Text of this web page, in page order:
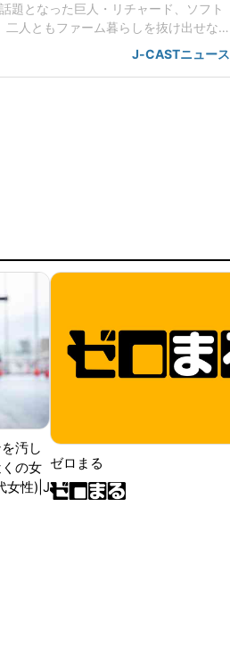
題となった巨人・リチャード、ソフト
人ともファーム暮らしを抜け出せな
タン・リーグで5年連続本塁打王に輝
聖と2対1のトレードで25年5月に巨人に
J-CASTニュース
汚し
の女
女性)|J
ゼロまる